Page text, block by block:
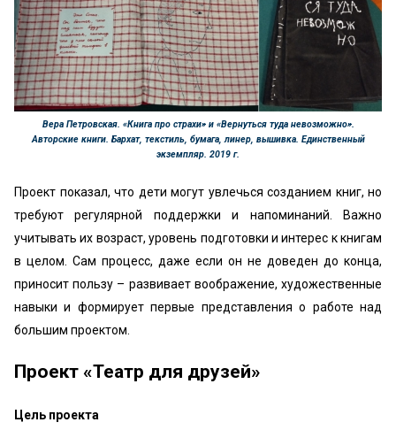
Вера Петровская. «Книга про страхи» и «Вернуться туда невозможно».
Авторские книги. Бархат, текстиль, бумага, линер, вышивка. Единственный
экземпляр. 2019 г.
Проект показал, что дети могут увлечься созданием книг, но
требуют регулярной поддержки и напоминаний. Важно
учитывать их возраст, уровень подготовки и интерес к книгам
в целом. Сам процесс, даже если он не доведен до конца,
приносит пользу – развивает воображение, художественные
навыки и формирует первые представления о работе над
большим проектом.
Проект «Театр для друзей»
Цель проекта